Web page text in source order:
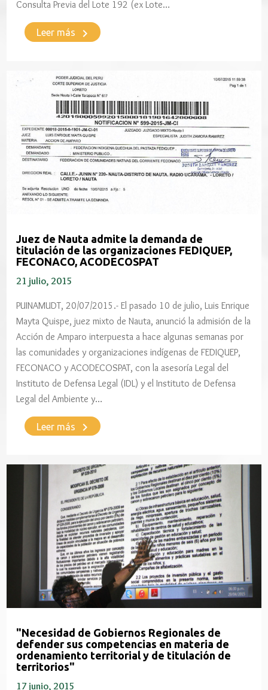
Consulta Previa del Lote 192 (ex Lote…
Leer más keyboard_arrow_right
Juez de Nauta admite la demanda de
titulación de las organizaciones FEDIQUEP,
FECONACO, ACODECOSPAT
21 julio, 2015
PUINAMUDT, 20/07/2015.- El pasado 10 de julio, Luis Enrique
Mayta Quispe, juez mixto de Nauta, anunció la admisión de la
Acción de Amparo interpuesta a hace algunas semanas por
las comunidades y organizaciones indígenas de FEDIQUEP,
FECONACO y ACODECOSPAT, con la asesoría Legal del
Instituto de Defensa Legal (IDL) y el Instituto de Defensa
Legal del Ambiente y…
Leer más keyboard_arrow_right
"Necesidad de Gobiernos Regionales de
defender sus competencias en materia de
ordenamiento territorial y de titulación de
territorios"
17 junio, 2015